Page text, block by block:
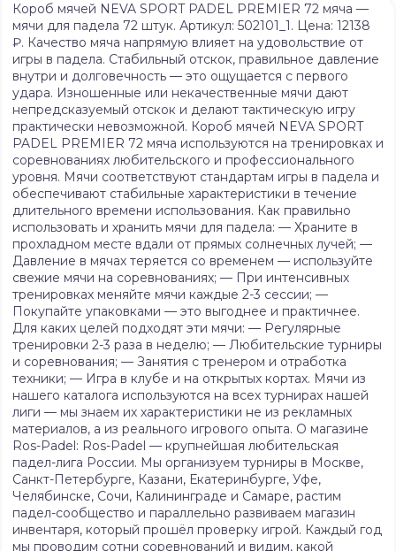
Короб мячей NEVA SPORT PADEL PREMIER 72 мяча —
мячи для падела 72 штук. Артикул: 502101_1. Цена: 12138
₽. Качество мяча напрямую влияет на удовольствие от
игры в падела. Стабильный отскок, правильное давление
внутри и долговечность — это ощущается с первого
удара. Изношенные или некачественные мячи дают
непредсказуемый отскок и делают тактическую игру
практически невозможной. Короб мячей NEVA SPORT
PADEL PREMIER 72 мяча используются на тренировках и
соревнованиях любительского и профессионального
уровня. Мячи соответствуют стандартам игры в падела и
обеспечивают стабильные характеристики в течение
длительного времени использования. Как правильно
использовать и хранить мячи для падела: — Храните в
прохладном месте вдали от прямых солнечных лучей; —
Давление в мячах теряется со временем — используйте
свежие мячи на соревнованиях; — При интенсивных
тренировках меняйте мячи каждые 2-3 сессии; —
Покупайте упаковками — это выгоднее и практичнее.
Для каких целей подходят эти мячи: — Регулярные
тренировки 2-3 раза в неделю; — Любительские турниры
и соревнования; — Занятия с тренером и отработка
техники; — Игра в клубе и на открытых кортах. Мячи из
нашего каталога используются на всех турнирах нашей
лиги — мы знаем их характеристики не из рекламных
материалов, а из реального игрового опыта. О магазине
Ros-Padel: Ros-Padel — крупнейшая любительская
падел-лига России. Мы организуем турниры в Москве,
Санкт-Петербурге, Казани, Екатеринбурге, Уфе,
Челябинске, Сочи, Калининграде и Самаре, растим
падел-сообщество и параллельно развиваем магазин
инвентаря, который прошёл проверку игрой. Каждый год
мы проводим сотни соревнований и видим, какой